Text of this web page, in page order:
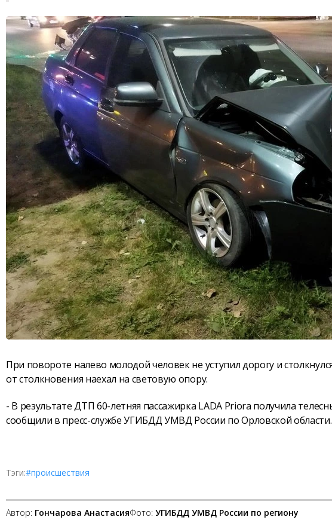
При повороте налево молодой человек не уступил дорогу и
от столкновения наехал на световую опору.
- В результате ДТП 60-летняя пассажирка LADA Priora получила
сообщили в пресс-службе УГИБДД УМВД России по Орловской области.
Тэги:#происшествия
Автор: Гончарова АнастасияФото: УГИБДД УМВД России по региону